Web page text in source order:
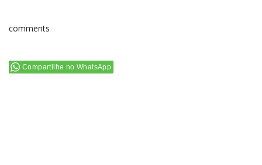
comments
Compartilhe no WhatsApp